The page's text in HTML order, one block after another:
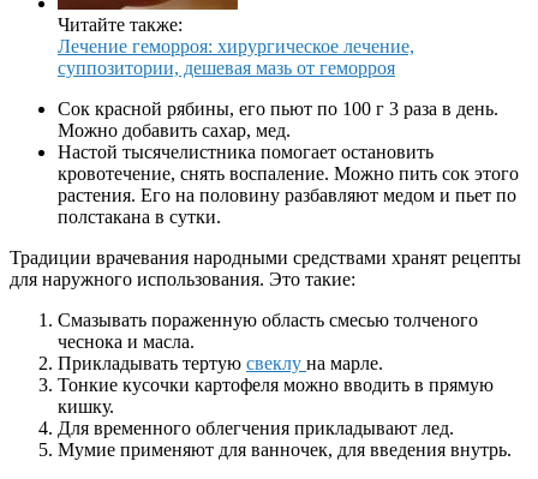
Читайте также:
Лечение геморроя: хирургическое лечение,
суппозитории, дешевая мазь от геморроя
Сок красной рябины, его пьют по 100 г 3 раза в день.
Можно добавить сахар, мед.
Настой тысячелистника помогает остановить
кровотечение, снять воспаление. Можно пить сок этого
растения. Его на половину разбавляют медом и пьет по
полстакана в сутки.
Традиции врачевания народными средствами хранят рецепты
для наружного использования. Это такие:
Смазывать пораженную область смесью толченого
чеснока и масла.
Прикладывать тертую свеклу на марле.
Тонкие кусочки картофеля можно вводить в прямую
кишку.
Для временного облегчения прикладывают лед.
Мумие применяют для ванночек, для введения внутрь.